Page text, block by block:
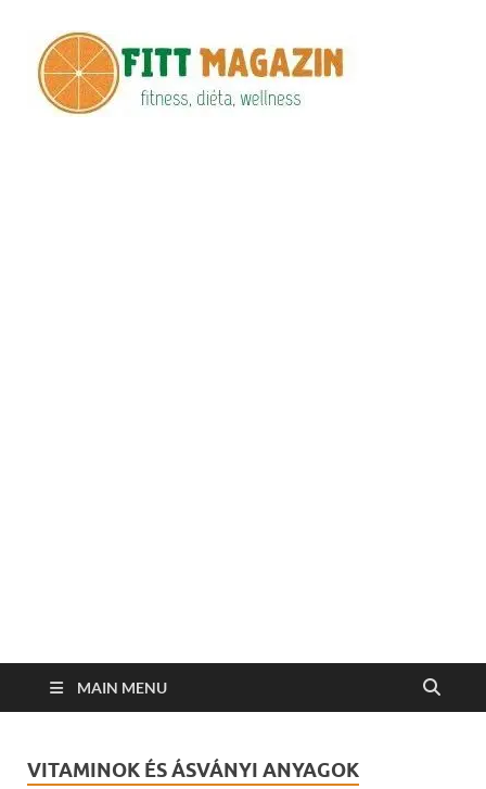
MAIN MENU
VITAMINOK ÉS ÁSVÁNYI ANYAGOK